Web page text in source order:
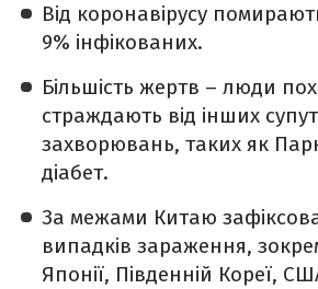
Від коронавірусу
9% інфікованих.
Більшість жертв – люди
страждають від інших
захворювань, таких як
діабет.
За межами Китаю
випадків зараження,
Японії, Південній Кореї,